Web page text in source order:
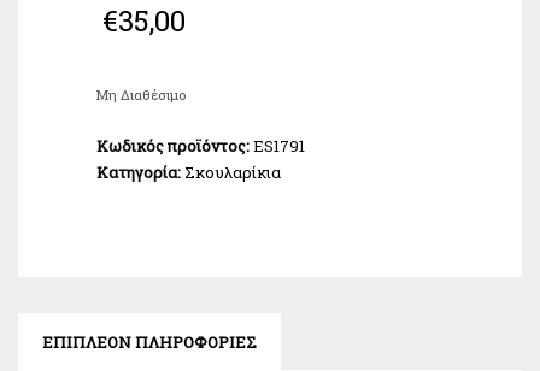
€35,00
Μη Διαθέσιμο
Κωδικός προϊόντος:ES1791
Κατηγορία: Σκουλαρίκια
ΕΠΙΠΛΈΟΝ ΠΛΗΡΟΦΟΡΊΕΣ